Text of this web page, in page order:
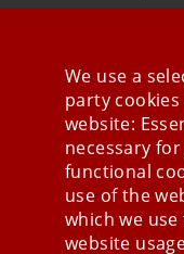
We use a
party
website:
necessary
functional
use of the
which we
website